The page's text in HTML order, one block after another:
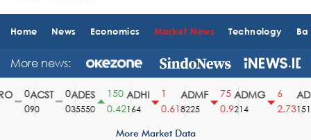
Home News Economics Market News Technology
More news:
ACST
90
ADES
35550
150
0.42
ADHI
164
0.61
ADMF
8225
75
0.9
ADMG
214
2.731510
More Market Data